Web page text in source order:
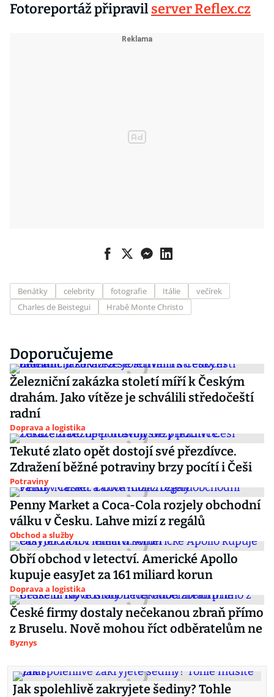
Fotoreportáž připravilserver Reflex.cz
Benátky celebrity fotografie Itálie
večírek
Charles de Beistegui
Hrabě Monte Christo
Doporučujeme
Železniční zakázka století míří k Českým
drahám. Jako vítěze je schválili středočeští
radní
Doprava a logistika
Tekuté zlato opět dostojí své přezdívce.
Zdražení běžné potraviny brzy pocítí i Češi
Potraviny
Penny Market a Coca-Cola rozjely obchodní
válku v Česku. Lahve mizí z regálů
Obchod a služby
Obří obchod v letectví. Americké Apollo
kupuje easyJet za 161 miliard korun
Doprava a logistika
České firmy dostaly nečekanou zbraň přímo
z Bruselu. Nově mohou říct odběratelům ne
Byznys
Jak spolehlivě zakryjete šediny? Tohle